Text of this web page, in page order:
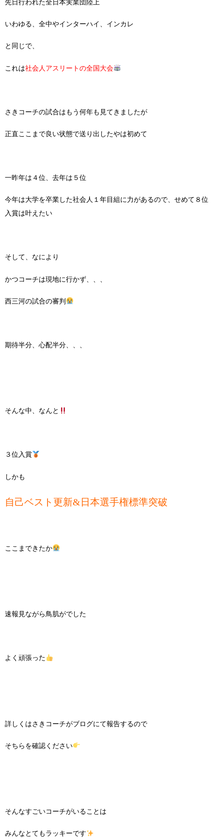
先日行われた全日本実業団陸上
いわゆる、全中やインターハイ、インカレ
と同じで、
これは社会人アスリートの全国大会
さきコーチの試合はもう何年も見てきましたが
正直ここまで良い状態で送り出したやは初めて
一昨年は４位、去年は５位
今年は大学を卒業した社会人１年目組に力があるので、せめて８位
入賞は叶えたい
そして、なにより
かつコーチは現地に行かず、、、
西三河の試合の審判
期待半分、心配半分、、、
そんな中、なんと
３位入賞
しかも
自己ベスト更新&日本選手権標準突破
ここまできたか
速報見ながら鳥肌がでした
よく頑張った
詳しくはさきコーチがブログにて報告するので
そちらを確認ください
そんなすごいコーチがいることは
みんなとてもラッキーです